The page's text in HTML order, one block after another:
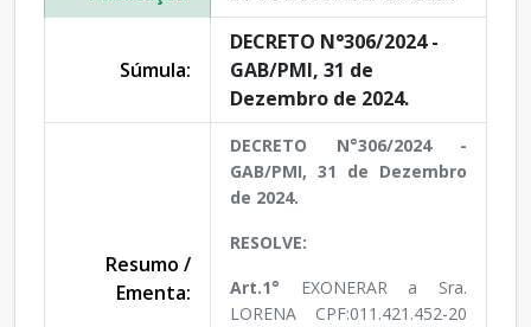
Súmula:
DECRETO N°306/2024 -
GAB/PMI, 31 de
Dezembro de 2024.
Resumo /
Ementa:
DECRETO N°306/2024 -
GAB/PMI, 31 de Dezembro
de 2024.
RESOLVE:
Art.1° EXONERAR a Sra.
LORENA CPF:011.421.452-20